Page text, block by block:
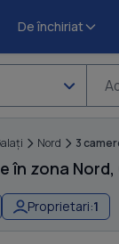
De închiriat
Nord 3
în zona
Proprietari:1